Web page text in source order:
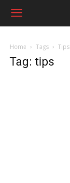
Home Tags Tips
Tag: tips